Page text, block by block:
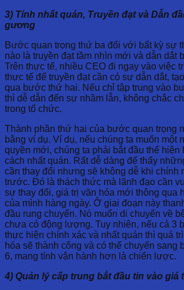
3) Tính nhất quán, Truyền đạt và Dẫn
gương
Bước quan trọng thứ ba đối với bất kỳ sự
nào là truyền đạt tầm nhìn mới và dẫn dắt
Trên thực tế, nhiều CEO đi ngay vào việc
thực tế để truyền đạt cần có sự dẫn dắt,
qua bước thứ hai. Nếu chỉ tập trung vào
thì dễ dẫn đến sự nhầm lẫn, không chắc
trong tổ chức.
Thành phần thứ hai của bước quan trọng
bằng ví dụ. Ví dụ, nếu chúng ta muốn một
quyền mới, chúng ta phải bắt đầu thể hiện
cách nhất quán. Rất dễ dàng để thấy
cần thay đổi nhưng sẽ không dễ khi chính
trước. Đó là thách thức mà lãnh đạo cần
sự thay đổi, giá trị văn hóa mới thông qua
của mình hàng ngày. Ở giai đoạn này
đầu rung chuyển. Nó muốn di chuyển về
chưa có động lượng. Tuy nhiên, nếu cả 3
thực hiện chính xác và nhất quán thì quá
hóa sẽ thành công và có thể chuyển
6, mang tính vận hành hơn là chiến lược.
4) Quản lý cấp trung bắt đầu tin vào giá